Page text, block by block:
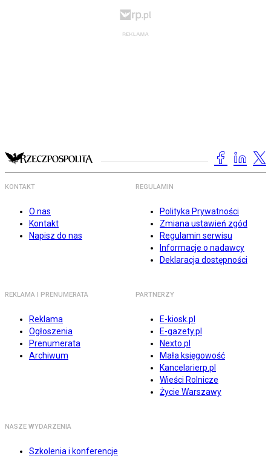
KONTAKT
O nas
Kontakt
Napisz do nas
REGULAMIN
Polityka Prywatności
Zmiana ustawień zgód
Regulamin serwisu
Informacje o nadawcy
Deklaracja dostępności
REKLAMA I PRENUMERATA
Reklama
Ogłoszenia
Prenumerata
Archiwum
PARTNERZY
E-kiosk.pl
E-gazety.pl
Nexto.pl
Mała księgowość
Kancelarierp.pl
Wieści Rolnicze
Życie Warszawy
NASZE WYDARZENIA
Szkolenia i konferencje